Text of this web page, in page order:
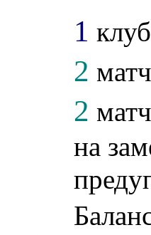
1
2
2
на